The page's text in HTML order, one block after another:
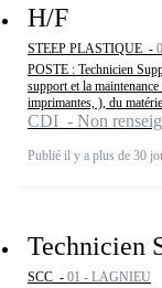
H/F
STEEP PLASTIQUE -
POSTE : Technicien
support et la
imprimantes, ), du
CDI - Non
Publié il y a plus de 30
Technicien
SCC - 01 - LAGNIEU